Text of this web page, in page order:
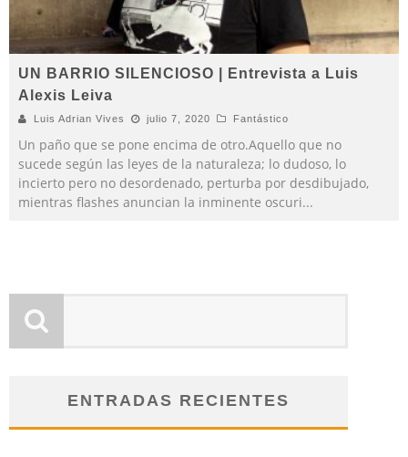
UN BARRIO SILENCIOSO | Entrevista a Luis
Alexis Leiva
Luis Adrian Vives julio 7, 2020 Fantástico
Un paño que se pone encima de otro.Aquello que no
sucede según las leyes de la naturaleza; lo dudoso, lo
incierto pero no desordenado, perturba por desdibujado,
mientras flashes anuncian la inminente oscuri...
ENTRADAS RECIENTES